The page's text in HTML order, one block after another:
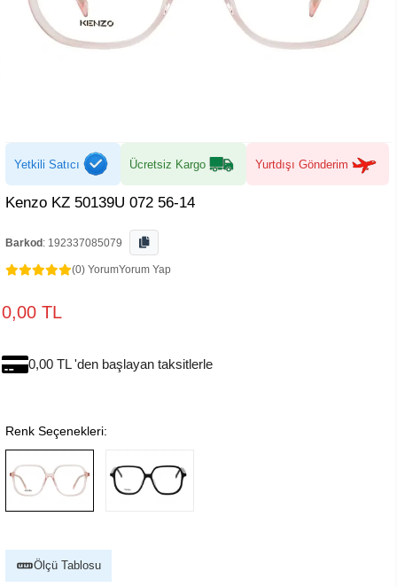
Yetkili Satıcı Ücretsiz Kargo Yurtdışı Gönderim
Kenzo KZ 50139U 072 56-14
Barkod : 192337085079
(0) YorumYorum Yap
0,00 TL
0,00 TL 'den başlayan taksitlerle
Renk Seçenekleri:
Ölçü Tablosu